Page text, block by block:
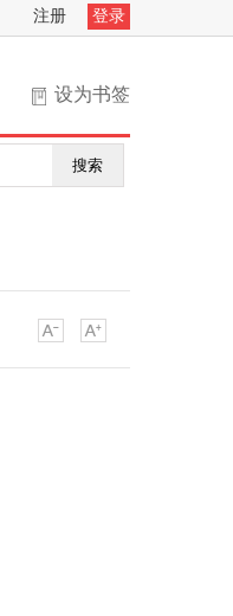
注册 登录
设为书签
搜索